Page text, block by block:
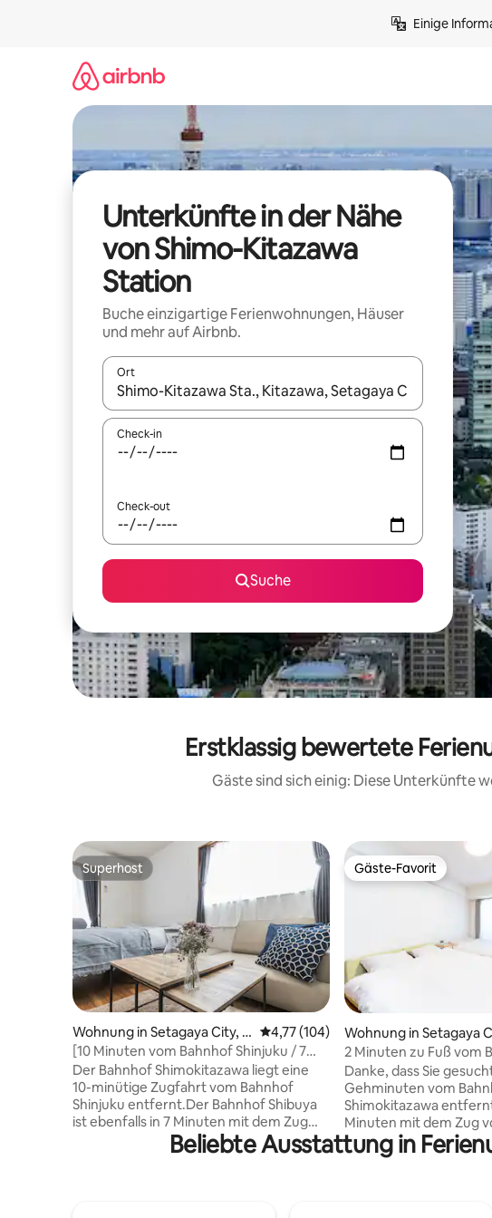
Einige
Unterkünfte in der Nähe
von Shimo-Kitazawa
Station
Buche einzigartige Ferienwohnungen, Häuser
und mehr auf Airbnb.
Ort
Wenn Ergebnisse verfügbar sind, navigiere mit den Pfeiltasten
Check-in
Check-out
Suche
Erstklassig bewertete
Gäste sind sich einig: Diese Unterkünfte
Superhost
Superhost
Wohnung in Setagaya City, J
apan
Durchschnittliche Bewertung: 4,77
4,77 (104)
[10 Minuten vom Bahnhof Shinjuku / 7
Minuten vom Bahnhof Shibuya / 3
Minuten zu Fuß vom Bahnhof
Shimokitazawa] 4 Personen / Semi-
Doppelbett
Der Bahnhof Shimokitazawa liegt eine
10-minütige Zugfahrt vom Bahnhof
Shinjuku entfernt.Der Bahnhof Shibuya
ist ebenfalls in 7 Minuten mit dem Zug
erreichbar.20 Minuten von Ginza (Hibiya)
entfernt.Es ist eine sehr gut erreichbare
Gäste-Favorit
Gäste-Favorit
Wohnung in Setagaya
apan
2 Minuten zu Fuß vom
Shimokitazawa! 7
3 Minuten nach
Entspannungsraum mit
Danke, dass Sie gesucht
Gehminuten vom
Shimokitazawa
Minuten mit dem Zug
Shibuya und 7
Bahnhof Shinjuku!
Beliebte Ausstattung in